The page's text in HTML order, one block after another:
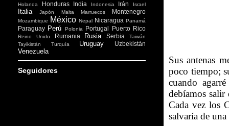
Sus antenas
poco tiempo;
cuando
debíamos
Cada vez los
salvaría de
Holanda
Honduras India Indonesia Irán Israel
Italia Japón Malta Marruecos Montenegro
Mozambique México Nepal Nicaragua Panamá
Paraguay Perú Polonia Portugal Puerto Rico
Reino Unido Rumania Rusia Serbia
Taiwán
Tayikistán
Turquía Uruguay Uzbekistán
Venezuela
Seguidores